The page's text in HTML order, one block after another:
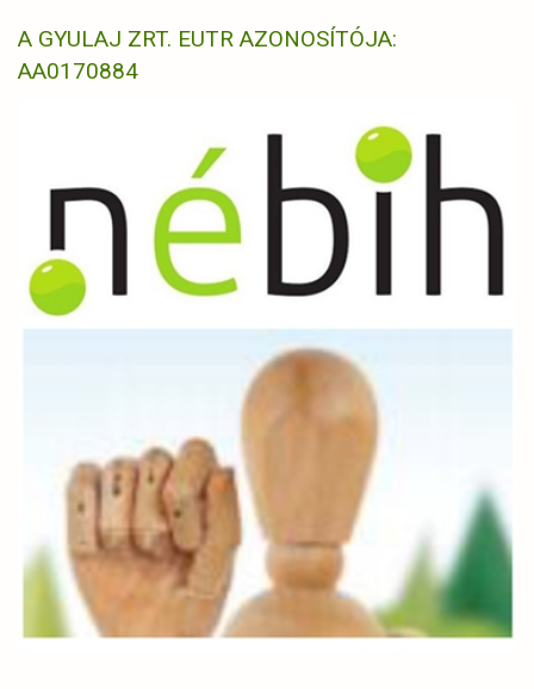
A GYULAJ ZRT. EUTR AZONOSÍTÓJA:
AA0170884